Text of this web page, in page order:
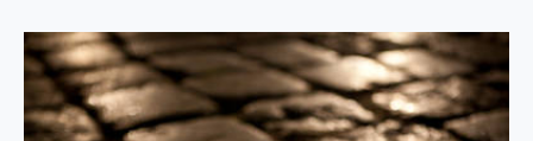
am
Dortmunder
Flughafen